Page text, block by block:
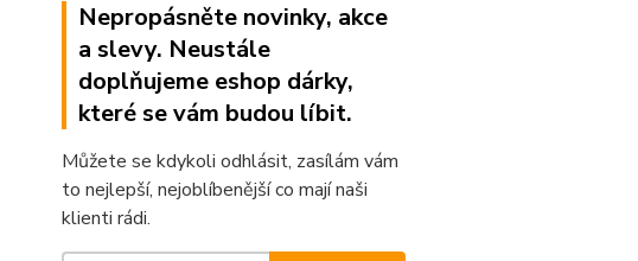
Nepropásněte novinky, akce
a slevy. Neustále
doplňujeme eshop dárky,
které se vám budou líbit.
Můžete se kdykoli odhlásit, zasílám vám
to nejlepší, nejoblíbenější co mají naši
klienti rádi.